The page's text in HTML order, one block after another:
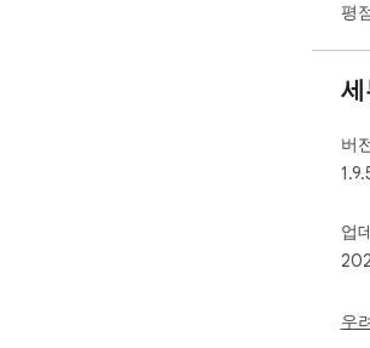
다.
➤
택
경
귀
(특
평
버
업
우